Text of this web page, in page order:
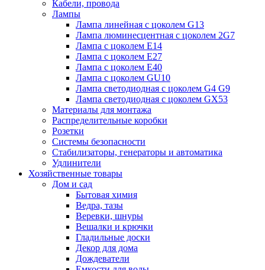
Кабели, провода
Лампы
Лампа линейная с цоколем G13
Лампа люминесцентная с цоколем 2G7
Лампа с цоколем E14
Лампа с цоколем E27
Лампа с цоколем E40
Лампа с цоколем GU10
Лампа светодиодная с цоколем G4 G9
Лампа светодиодная с цоколем GX53
Материалы для монтажа
Распределительные коробки
Розетки
Системы безопасности
Стабилизаторы, генераторы и автоматика
Удлинители
Хозяйственные товары
Дом и сад
Бытовая химия
Ведра, тазы
Веревки, шнуры
Вешалки и крючки
Гладильные доски
Декор для дома
Дождеватели